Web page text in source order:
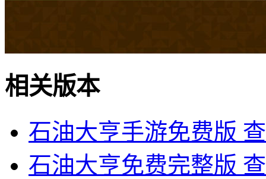
相关版本
石油大亨手游免费版
石油大亨免费完整版